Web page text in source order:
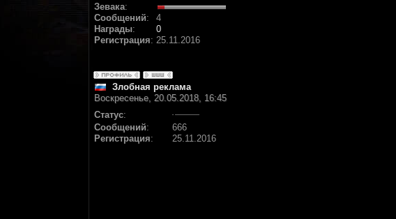
Зевака:
Сообщений:
4
Награды:
0
Регистрация: 25.11.2016
Злобная реклама
Воскресенье, 20.05.2018, 16:45
Статус:
Сообщений:
666
Регистрация: 25.11.2016